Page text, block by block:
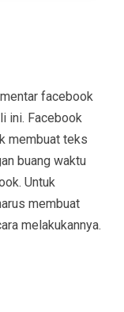
facebook
ini. Facebook
membuat teks
buang waktu
Untuk
membuat
melakukannya.